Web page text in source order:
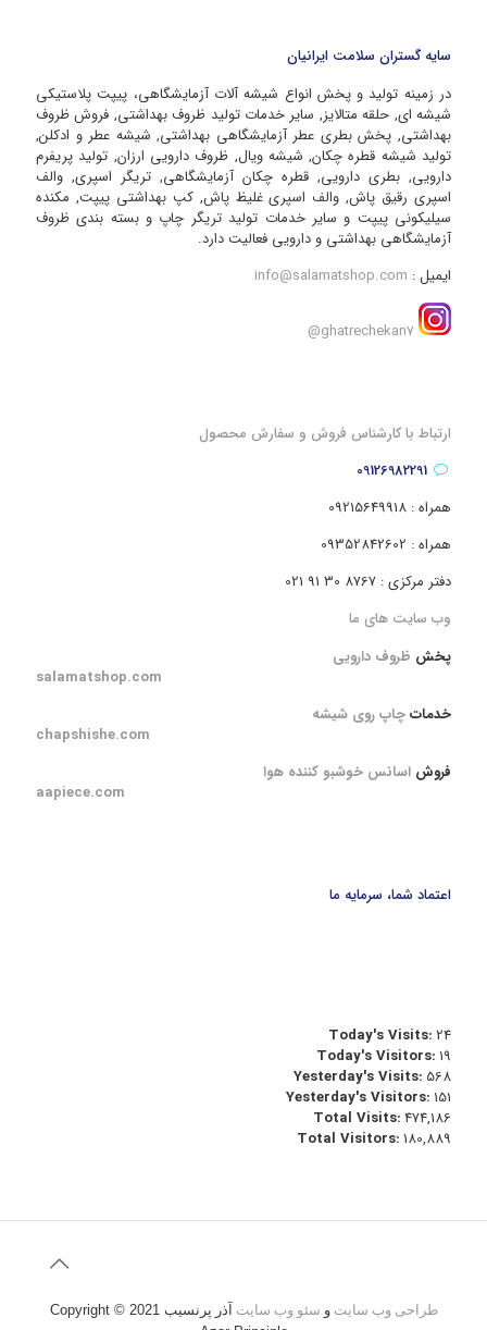
سایه گستران سلامت ایرانیان
در زمینه تولید و پخش انواع شیشه آلات آزمایشگاهی، پیپت پلاستیکی
شیشه ای, حلقه متالایز, سایر خدمات تولید ظروف بهداشتی, فروش ظروف
بهداشتی, پخش بطری عطر آزمایشگاهی بهداشتی, شیشه عطر و ادکلن,
تولید شیشه قطره چکان, شیشه ویال, ظروف دارویی ارزان, تولید پریفرم
دارویی, بطری دارویی, قطره چکان آزمایشگاهی, تریگر اسپری, والف
اسپری رقیق پاش, والف اسپری غلیظ پاش, کپ بهداشتی پیپت, مکنده
سیلیکونی پیپت و سایر خدمات تولید تریگر چاپ و بسته بندی ظروف
آزمایشگاهی بهداشتی و دارویی فعالیت دارد.
ایمیل : info@salamatshop.com
ghatrechekan7@
ارتباط با کارشناس فروش و سفارش محصول
09126982291
همراه : 09215649918
همراه : 09352842602
دفتر مرکزی : 8767 30 91 021
وب سایت های ما
پخش ظروف دارویی
salamatshop.com
خدماتچاپ روی شیشه
chapshishe.com
فروش اسانس خوشبو کننده هوا
aapiece.com
اعتماد شما، سرمایه ما
Today's Visits:24
Today's Visitors:19
Yesterday's Visits: 568
Yesterday's Visitors:151
Total Visits:474,186
Total Visitors:180,889
طراحی وب سایت و سئو وب سایت آذر پرنسیب Copyright © 2021